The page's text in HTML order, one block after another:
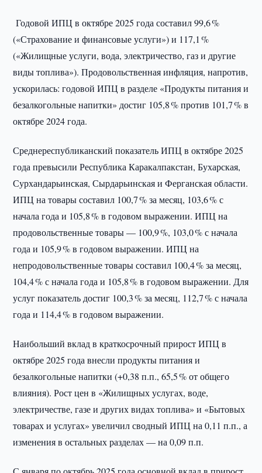
Годовой ИПЦ в октябре 2025 года составил 99,6 %
(«Страхование и финансовые услуги») и 117,1 %
(«Жилищные услуги, вода, электричество, газ и другие
виды топлива»). Продовольственная инфляция, напротив,
ускорилась: годовой ИПЦ в разделе «Продукты питания и
безалкогольные напитки» достиг 105,8 % против 101,7 % в
октябре 2024 года.
Среднереспубликанский показатель ИПЦ в октябре 2025
года превысили Республика Каракалпакстан, Бухарская,
Сурхандарьинская, Сырдарьинская и Ферганская области.
ИПЦ на товары составил 100,7 % за месяц, 103,6 % с
начала года и 105,8 % в годовом выражении. ИПЦ на
продовольственные товары — 100,9 %, 103,0 % с начала
года и 105,9 % в годовом выражении. ИПЦ на
непродовольственные товары составил 100,4 % за месяц,
104,4 % с начала года и 105,8 % в годовом выражении. Для
услуг показатель достиг 100,3 % за месяц, 112,7 % с начала
года и 114,4 % в годовом выражении.
Наибольший вклад в краткосрочный прирост ИПЦ в
октябре 2025 года внесли продукты питания и
безалкогольные напитки (+0,38 п.п., 65,5 % от общего
влияния). Рост цен в «Жилищных услугах, воде,
электричестве, газе и других видах топлива» и «Бытовых
товарах и услугах» увеличил сводный ИПЦ на 0,11 п.п., а
изменения в остальных разделах — на 0,09 п.п.